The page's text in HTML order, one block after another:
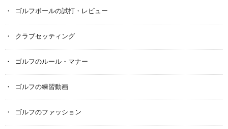
ゴルフボールの試打・レビュー
クラブセッティング
ゴルフのルール・マナー
ゴルフの練習動画
ゴルフのファッション